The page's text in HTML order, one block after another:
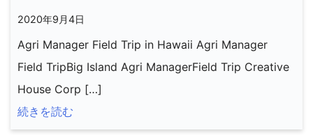
2020年9月4日
Agri Manager Field Trip in Hawaii Agri Manager
Field TripBig Island Agri ManagerField Trip Creative
House Corp […]
続きを読む